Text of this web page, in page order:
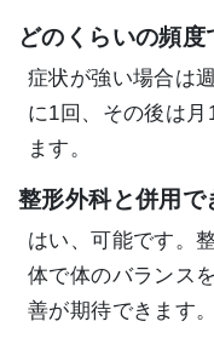
どのくらいの頻
症状が強い場合は
に1回、その後は
ます。
整形外科と併用で
はい、可能です。
体で体のバランス
善が期待できます。